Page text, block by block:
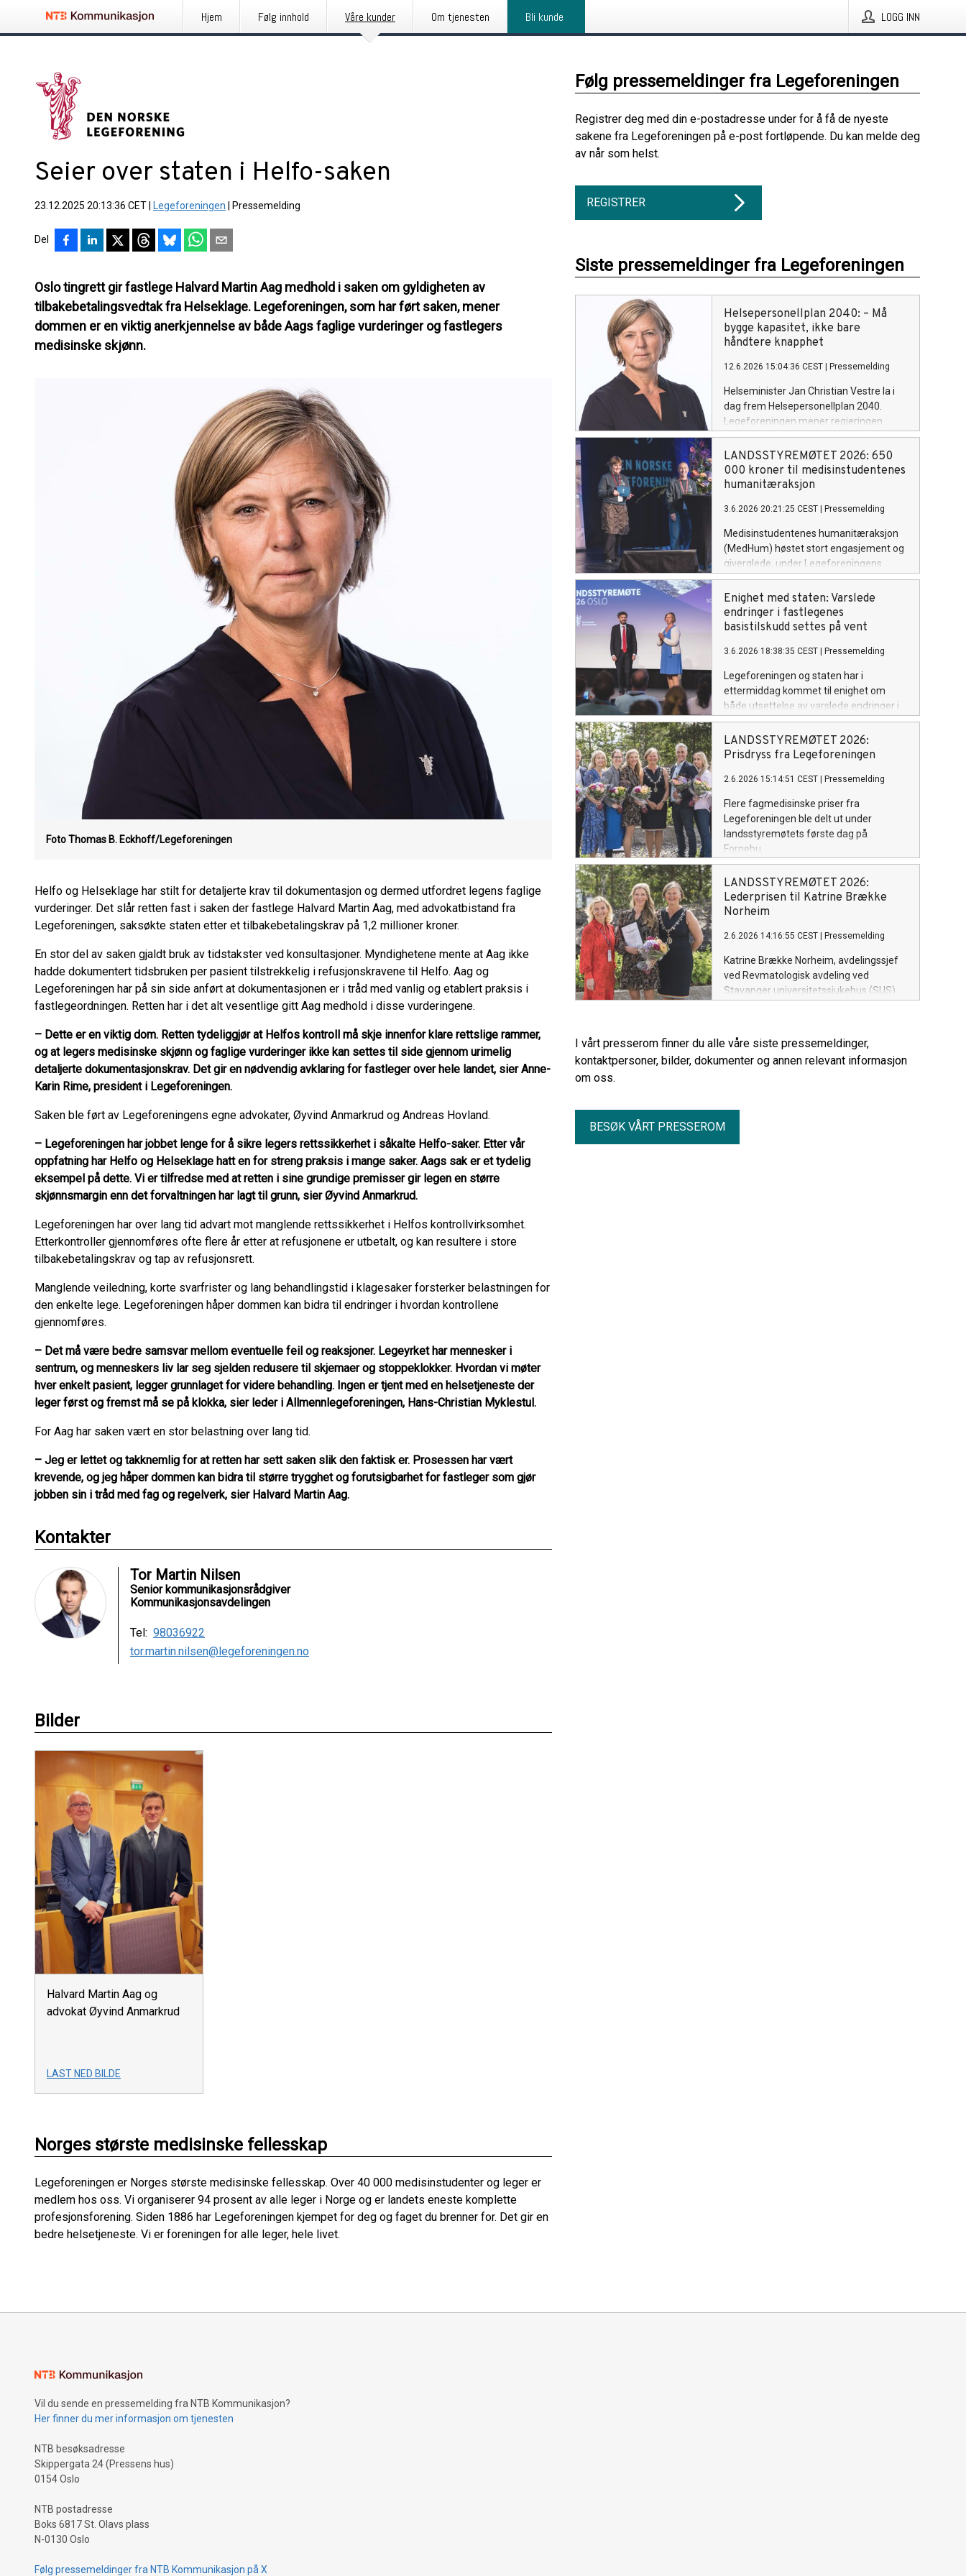
Hjem Følg innhold Våre kunder Om tjenesten Bli kunde LOGG INN
Seier over staten i Helfo-saken
23.12.2025 20:13:36 CET Legeforeningen Pressemelding
Del
Oslo tingrett gir fastlege Halvard Martin Aag medhold i saken om gyldigheten av
tilbakebetalingsvedtak fra Helseklage. Legeforeningen, som har ført saken, mener
dommen er en viktig anerkjennelse av både Aags faglige vurderinger og fastlegers
medisinske skjønn.
Foto Thomas B. Eckhoff/Legeforeningen
Helfo og Helseklage har stilt for detaljerte krav til dokumentasjon og dermed utfordret legens faglige
vurderinger. Det slår retten fast i saken der fastlege Halvard Martin Aag, med advokatbistand fra
Legeforeningen, saksøkte staten etter et tilbakebetalingskrav på 1,2 millioner kroner.
En stor del av saken gjaldt bruk av tidstakster ved konsultasjoner. Myndighetene mente at Aag ikke
hadde dokumentert tidsbruken per pasient tilstrekkelig i refusjonskravene til Helfo. Aag og
Legeforeningen har på sin side anført at dokumentasjonen er i tråd med vanlig og etablert praksis i
fastlegeordningen. Retten har i det alt vesentlige gitt Aag medhold i disse vurderingene.
– Dette er en viktig dom. Retten tydeliggjør at Helfos kontroll må skje innenfor klare rettslige rammer,
og at legers medisinske skjønn og faglige vurderinger ikke kan settes til side gjennom urimelig
detaljerte dokumentasjonskrav. Det gir en nødvendig avklaring for fastleger over hele landet, sier Anne-
Karin Rime, president i Legeforeningen.
Saken ble ført av Legeforeningens egne advokater, Øyvind Anmarkrud og Andreas Hovland.
– Legeforeningen har jobbet lenge for å sikre legers rettssikkerhet i såkalte Helfo-saker. Etter vår
oppfatning har Helfo og Helseklage hatt en for streng praksis i mange saker. Aags sak er et tydelig
eksempel på dette. Vi er tilfredse med at retten i sine grundige premisser gir legen en større
skjønnsmargin enn det forvaltningen har lagt til grunn, sier Øyvind Anmarkrud.
Legeforeningen har over lang tid advart mot manglende rettssikkerhet i Helfos kontrollvirksomhet.
Etterkontroller gjennomføres ofte flere år etter at refusjonene er utbetalt, og kan resultere i store
tilbakebetalingskrav og tap av refusjonsrett.
Manglende veiledning, korte svarfrister og lang behandlingstid i klagesaker forsterker belastningen for
den enkelte lege. Legeforeningen håper dommen kan bidra til endringer i hvordan kontrollene
gjennomføres.
– Det må være bedre samsvar mellom eventuelle feil og reaksjoner. Legeyrket har mennesker i
sentrum, og menneskers liv lar seg sjelden redusere til skjemaer og stoppeklokker. Hvordan vi møter
hver enkelt pasient, legger grunnlaget for videre behandling. Ingen er tjent med en helsetjeneste der
leger først og fremst må se på klokka, sier leder i Allmennlegeforeningen, Hans-Christian Myklestul.
For Aag har saken vært en stor belastning over lang tid.
– Jeg er lettet og takknemlig for at retten har sett saken slik den faktisk er. Prosessen har vært
krevende, og jeg håper dommen kan bidra til større trygghet og forutsigbarhet for fastleger som gjør
jobben sin i tråd med fag og regelverk, sier Halvard Martin Aag.
Kontakter
Tor Martin Nilsen
Senior kommunikasjonsrådgiver
Kommunikasjonsavdelingen
Tel: 98036922
tor.martin.nilsen@legeforeningen.no
Bilder
Halvard Martin Aag og
advokat Øyvind Anmarkrud
LAST NED BILDE
Norges største medisinske fellesskap
Legeforeningen er Norges største medisinske fellesskap. Over 40 000 medisinstudenter og leger er
medlem hos oss. Vi organiserer 94 prosent av alle leger i Norge og er landets eneste komplette
profesjonsforening. Siden 1886 har Legeforeningen kjempet for deg og faget du brenner for. Det gir en
bedre helsetjeneste. Vi er foreningen for alle leger, hele livet.
Følg pressemeldinger fra Legeforeningen
Registrer deg med din e-postadresse under for å få de nyeste
sakene fra Legeforeningen på e-post fortløpende. Du kan melde deg
av når som helst.
REGISTRER
Siste pressemeldinger fra Legeforeningen
Helsepersonellplan 2040: – Må
bygge kapasitet, ikke bare
håndtere knapphet
12.6.2026 15:04:36 CEST Pressemelding
Helseminister Jan Christian Vestre la i
dag frem Helsepersonellplan 2040.
Legeforeningen mener regjeringen
peker på mange riktige utfordringer og
presenterer flere viktige tiltak for å sikre
fremtidens helsetjeneste. Samtidig må
planen følges opp med en enda sterkere
spesialistutdanning og kapasitet.
LANDSSTYREMØTET 2026: 650
000 kroner til medisinstudentenes
humanitæraksjon
3.6.2026 20:21:25 CEST Pressemelding
Medisinstudentenes humanitæraksjon
(MedHum) høstet stort engasjement og
giverglede, under Legeforeningens
landsstyremøte på Fornebu. Hele 650
000 kroner ble samlet inn.
Enighet med staten: Varslede
endringer i fastlegenes
basistilskudd settes på vent
3.6.2026 18:38:35 CEST Pressemelding
Legeforeningen og staten har i
ettermiddag kommet til enighet om
både utsettelse av varslede endringer i
basistilskuddet, samarbeid om
sykefraværstakster og den økonomiske
rammen for årets takstoppgjør. Det
dramatiske endringene i basistilskuddet
LANDSSTYREMØTET 2026:
Prisdryss fra Legeforeningen
2.6.2026 15:14:51 CEST Pressemelding
Flere fagmedisinske priser fra
Legeforeningen ble delt ut under
landsstyremøtets første dag på
Fornebu.
LANDSSTYREMØTET 2026:
Lederprisen til Katrine Brække
Norheim
2.6.2026 14:16:55 CEST Pressemelding
Katrine Brække Norheim, avdelingssjef
ved Revmatologisk avdeling ved
Stavanger universitetssjukehus (SUS)
I vårt presserom finner du alle våre siste pressemeldinger,
kontaktpersoner, bilder, dokumenter og annen relevant informasjon
om oss.
BESØK VÅRT PRESSEROM
Vil du sende en pressemelding fra NTB Kommunikasjon?
Her finner du mer informasjon om tjenesten
NTB besøksadresse
Skippergata 24 (Pressens hus)
0154 Oslo
NTB postadresse
Boks 6817 St. Olavs plass
N-0130 Oslo
Følg pressemeldinger fra NTB Kommunikasjon på X